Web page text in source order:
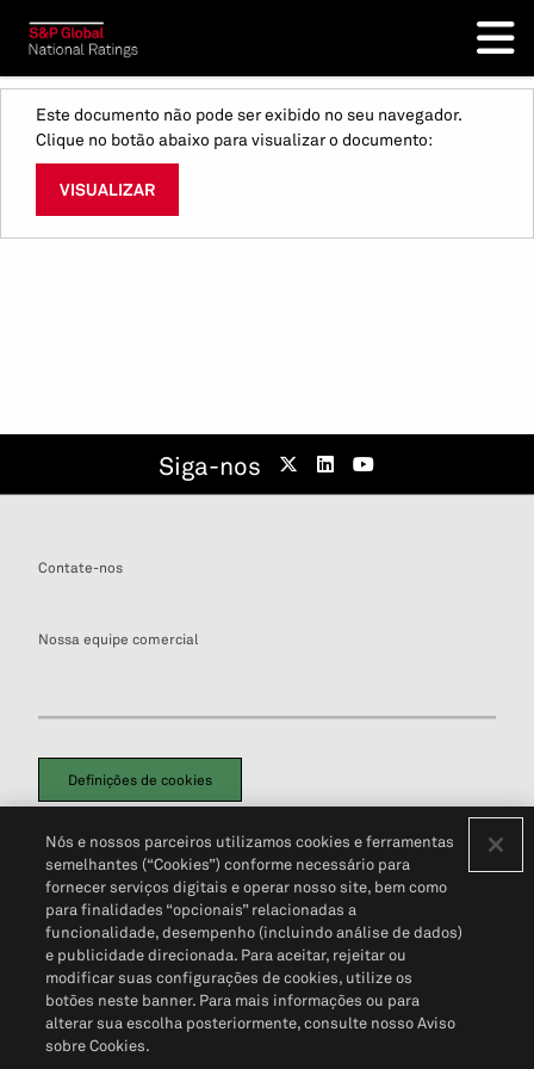
Este documento não pode ser exibido no seu navegador.
Clique no botão abaixo para visualizar o documento:
VISUALIZAR
Siga-nos
Contate-nos
Nossa equipe comercial
Definições de cookies
Política de PrivacidadePortal de privacidade do cliente (em inglês)
Não Venda Minhas Informações Pessoais© 2026 S&P Global
Nós e nossos parceiros utilizamos cookies e ferramentas
semelhantes (“Cookies”) conforme necessário para
fornecer serviços digitais e operar nosso site, bem como
para finalidades “opcionais” relacionadas a
funcionalidade, desempenho (incluindo análise de dados)
e publicidade direcionada. Para aceitar, rejeitar ou
modificar suas configurações de cookies, utilize os
botões neste banner. Para mais informações ou para
alterar sua escolha posteriormente, consulte nosso Aviso
sobre Cookies.